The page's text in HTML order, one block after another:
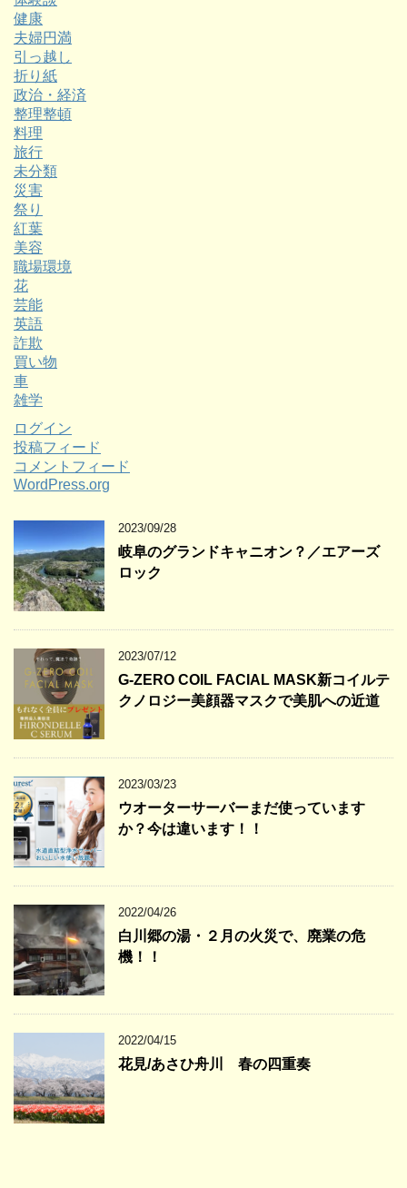
健康
夫婦円満
引っ越し
折り紙
政治・経済
整理整頓
料理
旅行
未分類
災害
祭り
紅葉
美容
職場環境
花
芸能
英語
詐欺
買い物
車
雑学
ログイン
投稿フィード
コメントフィード
WordPress.org
2023/09/28
岐阜のグランドキャニオン？／エアーズ
ロック
2023/07/12
G-ZERO COIL FACIAL MASK新コイルテ
クノロジー美顔器マスクで美肌への近道
2023/03/23
ウオーターサーバーまだ使っています
か？今は違います！！
2022/04/26
白川郷の湯・２月の火災で、廃業の危
機！！
2022/04/15
花見/あさひ舟川 春の四重奏